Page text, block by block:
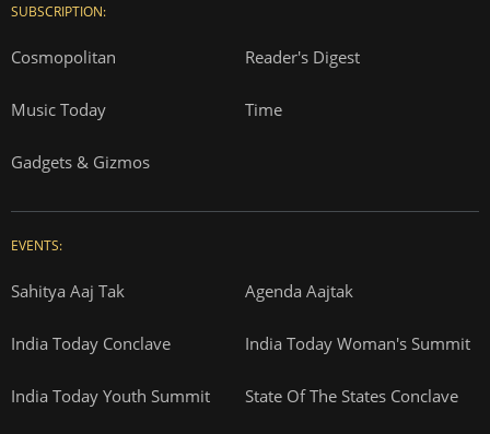
SUBSCRIPTION:
Cosmopolitan Reader's Digest
Music Today Time
Gadgets & Gizmos
EVENTS:
Sahitya Aaj Tak Agenda Aajtak
India Today Conclave India Today Woman's Summit
India Today Youth Summit State Of The States Conclave